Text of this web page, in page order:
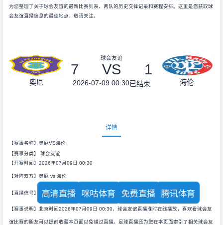
为您整理了关于球会友谊的最新比赛列表、两队的历史交锋记录和赛程安排。这里是您获取球
会友谊直播信息的最佳地点，敬请关注。
奥厄
球会友谊
7 VS 1
2026-07-09 00:30已结束 海伦
详情
【赛事名称】奥厄VS海伦
【赛事分类】 球会友谊
【开赛时间】2026年07月09日 00:30
【对阵双方】奥厄 vs 海伦
【直播信号】 高清直播 咪咕体育 免费直播 腾讯体育
【赛事说明】北京时间2026年07月09日 00:30，球会友谊直播准时在线播放，喜欢看球会友
谊比赛的朋友可以提前收藏本页面以免错过直播。足球直播还为您在本页面索引了相关球会友